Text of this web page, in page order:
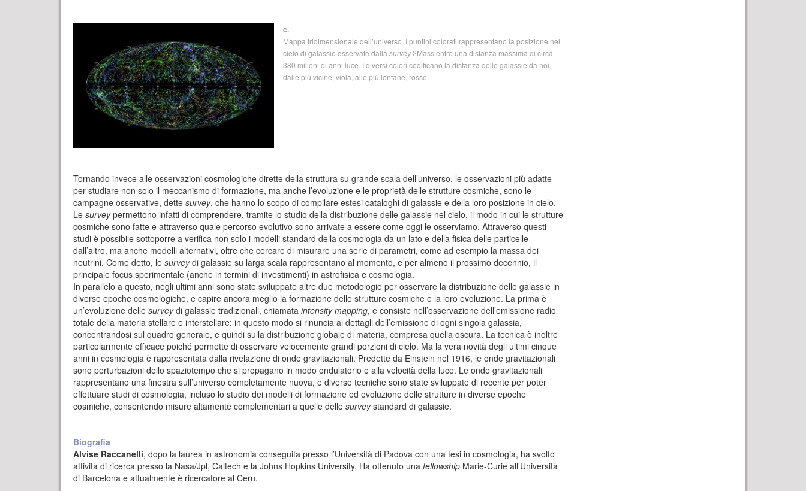
c.
Mappa tridimensionale dell’universo. I puntini colorati rappresentano la posizione nel
cielo di galassie osservate dallasurvey2Mass entro una distanza massima di circa
380 milioni di anni luce. I diversi colori codificano la distanza delle galassie da noi,
dalle più vicine, viola, alle più lontane, rosse.
Tornando invece alle osservazioni cosmologiche dirette della struttura su grande scala dell’universo, le osservazioni più adatte
per studiare non solo il meccanismo di formazione, ma anche l’evoluzione e le proprietà delle strutture cosmiche, sono le
campagne osservative, dette survey, che hanno lo scopo di compilare estesi cataloghi di galassie e della loro posizione in cielo.
Le surveypermettono infatti di comprendere, tramite lo studio della distribuzione delle galassie nel cielo, il modo in cui le strutture
cosmiche sono fatte e attraverso quale percorso evolutivo sono arrivate a essere come oggi le osserviamo. Attraverso questi
studi è possibile sottoporre a verifica non solo i modelli standard della cosmologia da un lato e della fisica delle particelle
dall’altro, ma anche modelli alternativi, oltre che cercare di misurare una serie di parametri, come ad esempio la massa dei
neutrini. Come detto, le surveydi galassie su larga scala rappresentano al momento, e per almeno il prossimo decennio, il
principale focus sperimentale (anche in termini di investimenti) in astrofisica e cosmologia.
In parallelo a questo, negli ultimi anni sono state sviluppate altre due metodologie per osservare la distribuzione delle galassie in
diverse epoche cosmologiche, e capire ancora meglio la formazione delle strutture cosmiche e la loro evoluzione. La prima è
un’evoluzione delle surveydi galassie tradizionali, chiamata intensity mapping, e consiste nell’osservazione dell’emissione radio
totale della materia stellare e interstellare: in questo modo si rinuncia ai dettagli dell’emissione di ogni singola galassia,
concentrandosi sul quadro generale, e quindi sulla distribuzione globale di materia, compresa quella oscura. La tecnica è inoltre
particolarmente efficace poiché permette di osservare velocemente grandi porzioni di cielo. Ma la vera novità degli ultimi cinque
anni in cosmologia è rappresentata dalla rivelazione di onde gravitazionali. Predette da Einstein nel 1916, le onde gravitazionali
sono perturbazioni dello spaziotempo che si propagano in modo ondulatorio e alla velocità della luce. Le onde gravitazionali
rappresentano una finestra sull’universo completamente nuova, e diverse tecniche sono state sviluppate di recente per poter
effettuare studi di cosmologia, incluso lo studio dei modelli di formazione ed evoluzione delle strutture in diverse epoche
cosmiche, consentendo misure altamente complementari a quelle delle surveystandard di galassie.
Biografia
Alvise Raccanelli, dopo la laurea in astronomia conseguita presso l’Università di Padova con una tesi in cosmologia, ha svolto
attività di ricerca presso la Nasa/Jpl, Caltech e la Johns Hopkins University. Ha ottenuto una fellowship Marie-Curie all’Università
di Barcelona e attualmente è ricercatore al Cern.